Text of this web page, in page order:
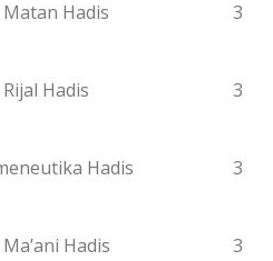
Hadis 3
Hadis 3
Hadis 3
Hadis 3